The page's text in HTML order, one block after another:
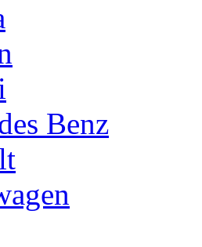
Benz